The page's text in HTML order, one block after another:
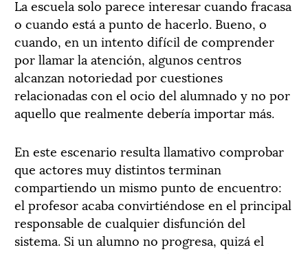
La escuela solo parece interesar cuando fracasa
o cuando está a punto de hacerlo. Bueno, o
cuando, en un intento difícil de comprender
por llamar la atención, algunos centros
alcanzan notoriedad por cuestiones
relacionadas con el ocio del alumnado y no por
aquello que realmente debería importar más.
En este escenario resulta llamativo comprobar
que actores muy distintos terminan
compartiendo un mismo punto de encuentro:
el profesor acaba convirtiéndose en el principal
responsable de cualquier disfunción del
sistema. Si un alumno no progresa, quizá el